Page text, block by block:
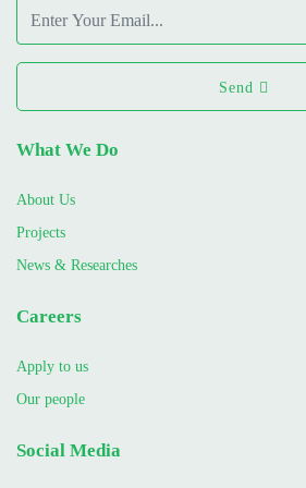
Send
What We Do
About Us
Projects
News & Researches
Careers
Apply to us
Our people
Social Media